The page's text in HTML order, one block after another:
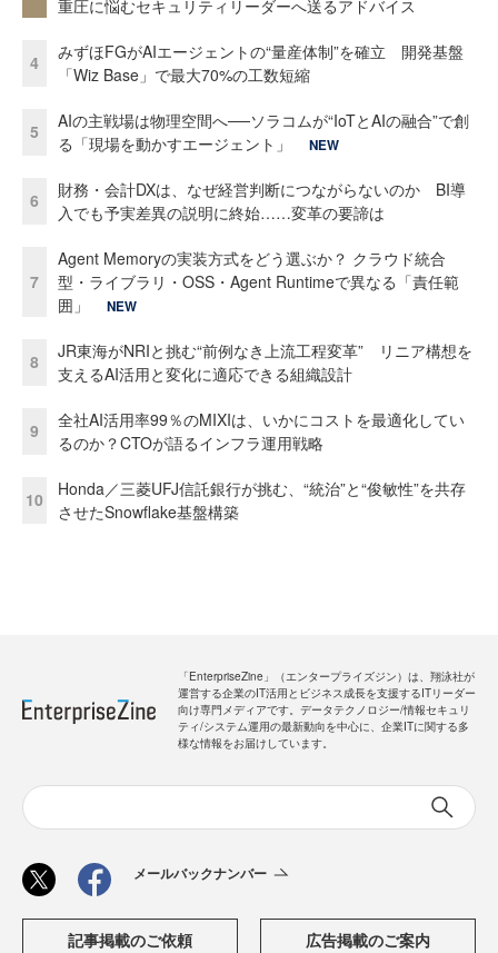
重圧に悩むセキュリティリーダーへ送るアドバイス
4
みずほFGがAIエージェントの“量産体制”を確立 開発基盤
「Wiz Base」で最大70%の工数短縮
5
AIの主戦場は物理空間へ──ソラコムが“IoTとAIの融合”で創
る「現場を動かすエージェント」
NEW
6
財務・会計DXは、なぜ経営判断につながらないのか BI導
入でも予実差異の説明に終始……変革の要諦は
7
Agent Memoryの実装方式をどう選ぶか？ クラウド統合
型・ライブラリ・OSS・Agent Runtimeで異なる「責任範
囲」
NEW
8
JR東海がNRIと挑む“前例なき上流工程変革” リニア構想を
支えるAI活用と変化に適応できる組織設計
9
全社AI活用率99％のMIXIは、いかにコストを最適化してい
るのか？CTOが語るインフラ運用戦略
10
Honda／三菱UFJ信託銀行が挑む、“統治”と“俊敏性”を共存
させたSnowflake基盤構築
「EnterpriseZine」（エンタープライズジン）は、翔泳社が
運営する企業のIT活用とビジネス成長を支援するITリーダー
向け専門メディアです。データテクノロジー/情報セキュリ
ティ/システム運用の最新動向を中心に、企業ITに関する多
様な情報をお届けしています。
メールバックナンバー
記事掲載のご依頼 広告掲載のご案内